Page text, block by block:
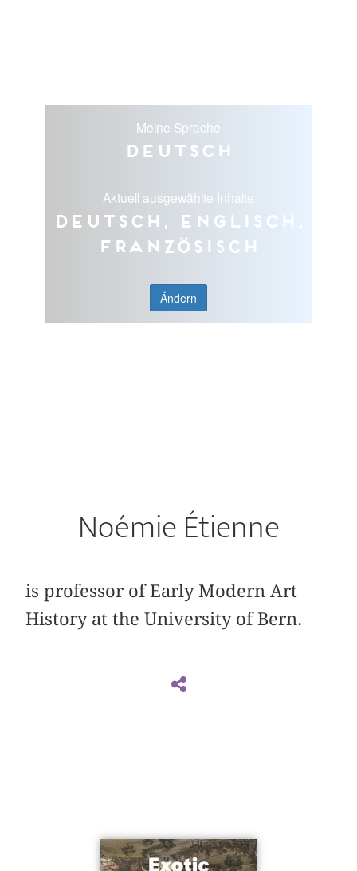
Meine Sprache
Deutsch
Aktuell ausgewählte Inhalte
Deutsch, Englisch,
Französisch
Ändern
Noémie Étienne
is professor of Early Modern Art
History at the University of Bern.